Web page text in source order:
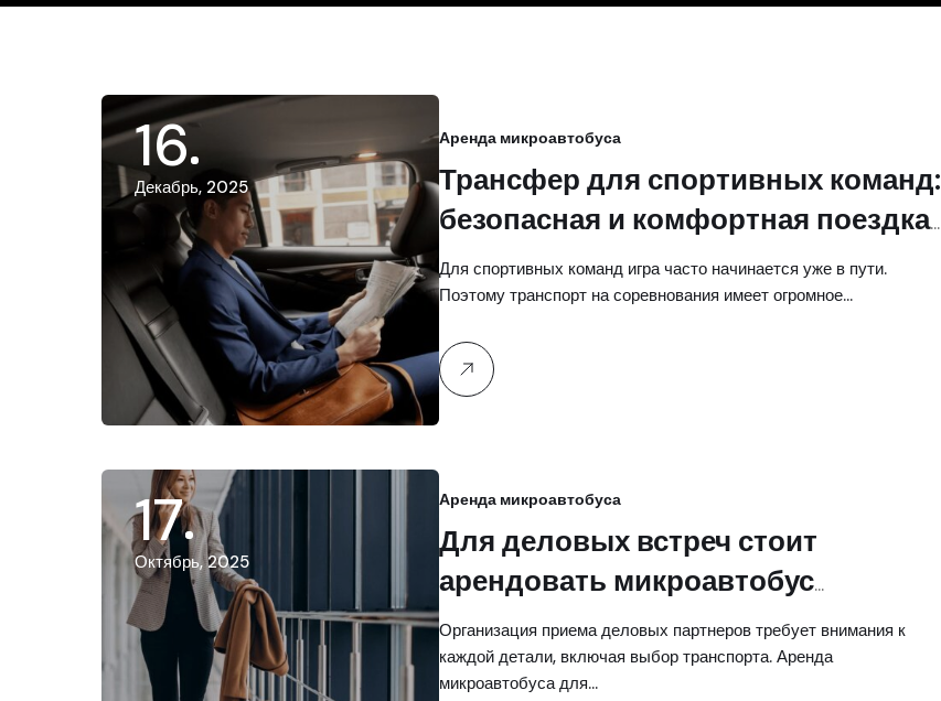
16
Декабрь, 2025
Аренда микроавтобуса
Трансфер для спортивных команд:
безопасная и комфортная поездка
на выездные матчи
Для спортивных команд игра часто начинается уже в пути.
Поэтому транспорт на соревнования имеет огромное…
17
Октябрь, 2025
Аренда микроавтобуса
Для деловых встреч стоит
арендовать микроавтобус
Mercedes V-Class
Организация приема деловых партнеров требует внимания к
каждой детали, включая выбор транспорта. Аренда
микроавтобуса для…